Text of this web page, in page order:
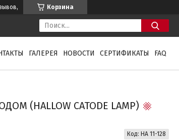
Корзина
ГАЛЕРЕЯ НОВОСТИ СЕРТИФИКАТЫ FAQ
(HALLOW CATODE LAMP)
Код: HA 11-128